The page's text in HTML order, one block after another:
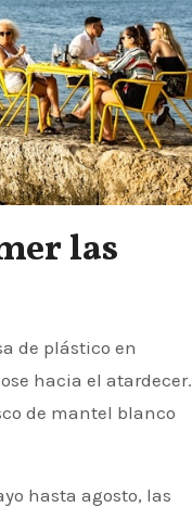
las
hacia el atardecer.
de mantel blanco
hasta agosto, las